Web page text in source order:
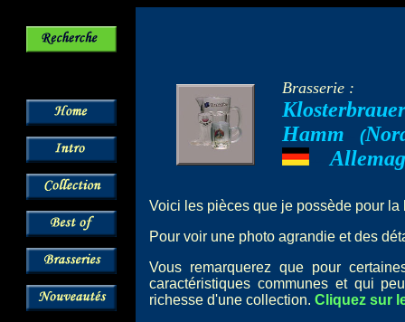
Brasserie :
Hamm
(
Voici les pièces que je possède pour
Pour voir une photo agrandie et des
Vous remarquerez que pour
caractéristiques communes et qui
richesse d'une collection. Cliquez sur